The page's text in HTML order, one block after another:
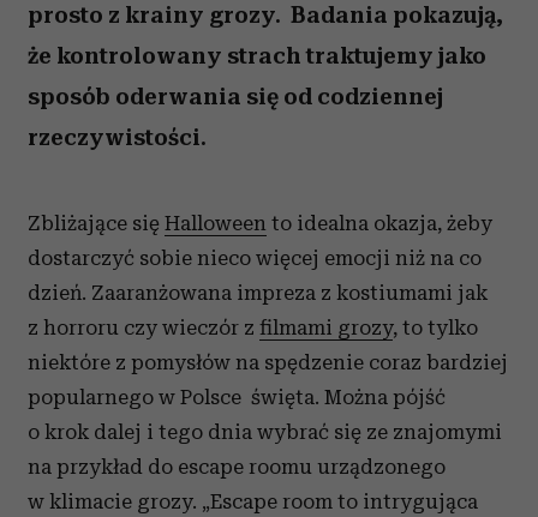
prosto z krainy grozy. Badania pokazują,
że kontrolowany strach traktujemy jako
sposób oderwania się od codziennej
rzeczywistości.
Zbliżające się Halloween to idealna okazja, żeby
dostarczyć sobie nieco więcej emocji niż na co
dzień. Zaaranżowana impreza z kostiumami jak
z horroru czy wieczór z filmami grozy, to tylko
niektóre z pomysłów na spędzenie coraz bardziej
popularnego w Polsce święta. Można pójść
o krok dalej i tego dnia wybrać się ze znajomymi
na przykład do escape roomu urządzonego
w klimacie grozy. „Escape room to intrygująca